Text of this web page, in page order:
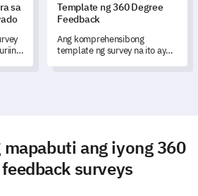
sa
Template ng 360 Degree
Feedback
Ang komprehensibong
template ng survey na ito ay
mapabuti ang iyong 360
surveys